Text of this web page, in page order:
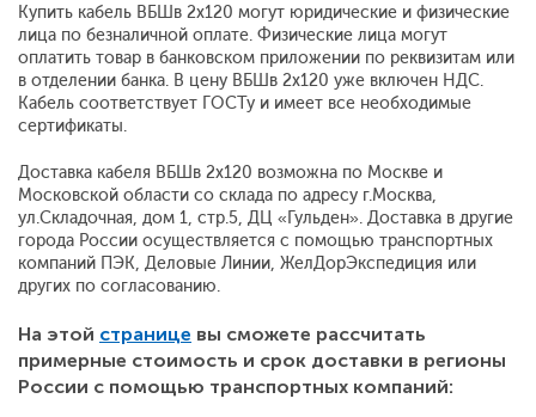
Купить кабель ВБШв 2х120 могут юридические и физические
лица по безналичной оплате. Физические лица могут
оплатить товар в банковском приложении по реквизитам или
в отделении банка. В цену ВБШв 2х120 уже включен НДС.
Кабель соответствует ГОСТу и имеет все необходимые
сертификаты.
Доставка кабеля ВБШв 2х120 возможна по Москве и
Московской области со склада по адресу г.Москва,
ул.Складочная, дом 1, стр.5, ДЦ «Гульден». Доставка в другие
города России осуществляется с помощью транспортных
компаний ПЭК, Деловые Линии, ЖелДорЭкспедиция или
других по согласованию.
На этой странице вы сможете рассчитать
примерные стоимость и срок доставки в регионы
России с помощью транспортных компаний: